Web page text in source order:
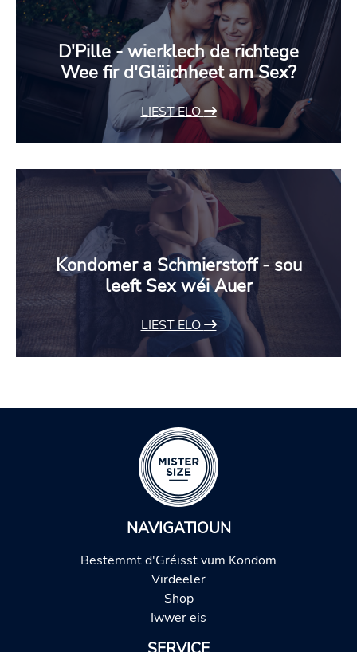
D'Pille - wierklech de richtege
Wee fir d'Gläichheet am Sex?
LIEST ELO
Kondomer a Schmierstoff - sou
leeft Sex wéi Auer
LIEST ELO
NAVIGATIOUN
Bestëmmt d'Gréisst vum Kondom
Virdeeler
Shop
Iwwer eis